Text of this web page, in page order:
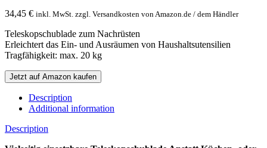
34,45 € inkl. MwSt. zzgl. Versandkosten von Amazon.de / dem Händler
Teleskopschublade zum Nachrüsten
Erleichtert das Ein- und Ausräumen von Haushaltsutensilien
Tragfähigkeit: max. 20 kg
Jetzt auf Amazon kaufen
Description
Additional information
Description